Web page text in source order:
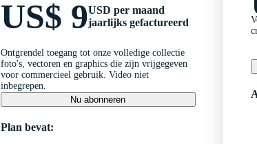
US$ 9USD per maand
jaarlijks gefactureerd
Ontgrendel toegang tot onze volledige collectie
foto's, vectoren en graphics die zijn vrijgegeven
voor commercieel gebruik. Video niet
inbegrepen.
Nu abonneren
Plan bevat: